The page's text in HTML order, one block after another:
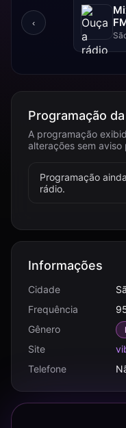
‹
Programação
A programação
alterações sem aviso
Programação
rádio.
Informações
Cidade
Frequência
Gênero
Site
Telefone